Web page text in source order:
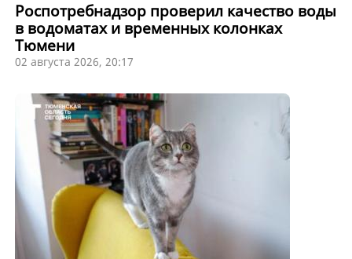
Роспотребнадзор проверил качество воды
в водоматах и временных колонках
Тюмени
02 августа 2026, 20:17